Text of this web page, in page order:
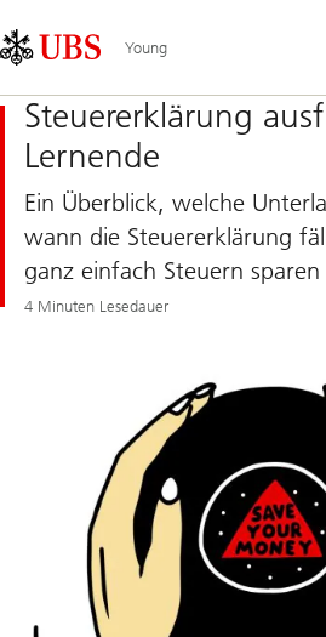
Links
Area
Young
Steuererklärung
Lernende
Ein Überblick, welche
wann die Steuererklärung
ganz einfach Steuern
4 Minuten Lesedauer